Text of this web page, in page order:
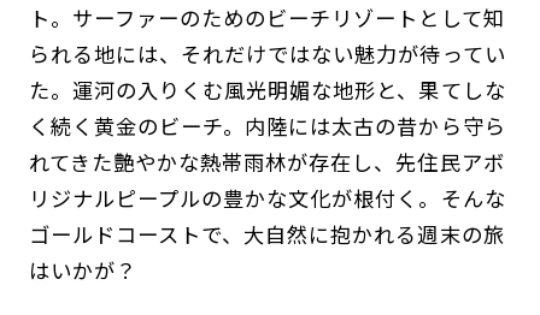
ト。サーファーのためのビーチリゾートとして知
られる地には、それだけではない魅力が待ってい
た。運河の入りくむ風光明媚な地形と、果てしな
く続く黄金のビーチ。内陸には太古の昔から守ら
れてきた艶やかな熱帯雨林が存在し、先住民アボ
リジナルピープルの豊かな文化が根付く。そんな
ゴールドコーストで、大自然に抱かれる週末の旅
はいかが？